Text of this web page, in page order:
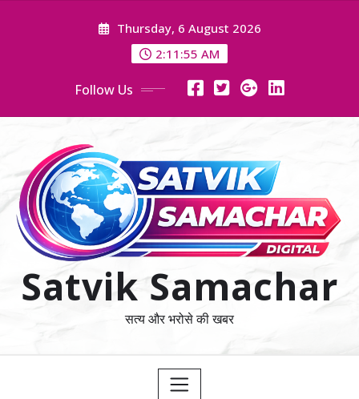
Thursday, 6 August 2026
2:11:56 AM
Follow Us
Satvik Samachar
सत्य और भरोसे की खबर